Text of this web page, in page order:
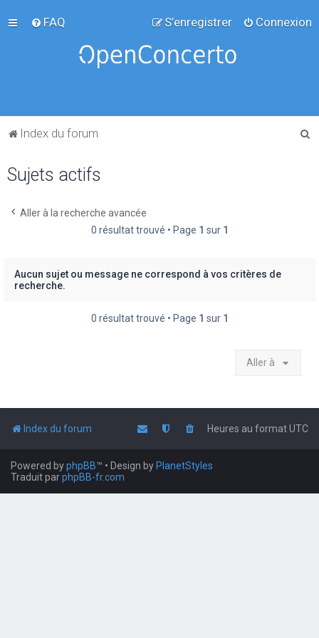
FAQ Connexion
S’enregistrer
Index du forum
Sujets actifs
Aller à la recherche avancée
0 résultat trouvé • Page 1 sur 1
Aucun sujet ou message ne correspond à vos critères de
recherche.
0 résultat trouvé • Page 1 sur 1
Aller à
Index du forum Heures au formatUTC
Powered byphpBB™ • Design by PlanetStyles
Traduit parphpBB-fr.com